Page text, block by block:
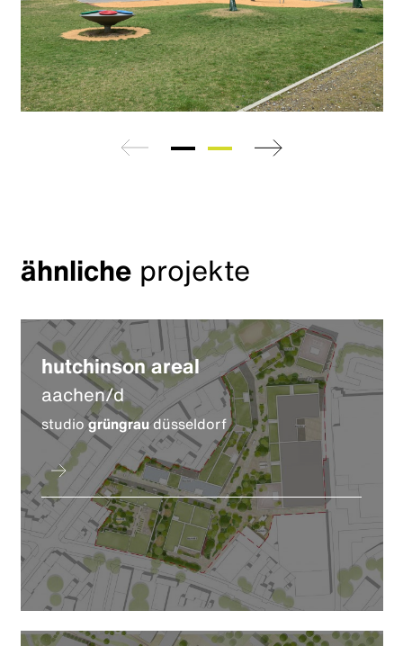
zurück weiter
ähnlicheprojekte
hutchinson areal
aachen/d
studiogrüngraudüsseldorf